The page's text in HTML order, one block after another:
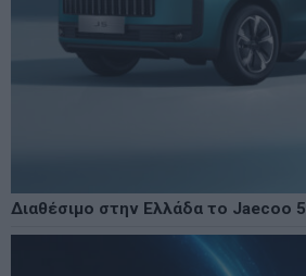
Διαθέσιμο στην Ελλάδα το Jaecoo 5